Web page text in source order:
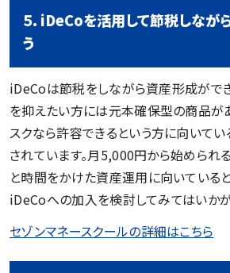
５．iDeCoを活用して節税しなが
う
iDeCoは節税をしながら資産形成がで
を抑えたい方には元本確保型の商品が
スクなら許容できるという方に向いて
されています。月5,000円から始められ
と時間をかけた資産運用に向いていると
iDeCoへの加入を検討してみてはいかが
セゾンマネースクールの詳細はこちら